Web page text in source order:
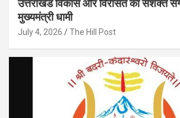
उत्तराखंड विकास और विरासत का सशक्त
मुख्यमंत्री धामी
July 4, 2026 The Hill Post